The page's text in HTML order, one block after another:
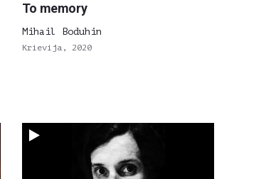
To memory
Mihail Boduhin
Krievija, 2020